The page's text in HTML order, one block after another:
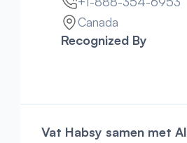
Canada
Recognized By
Vat Habsy samen met AI